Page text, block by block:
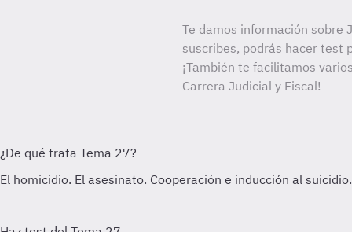
Te damos información sobre
suscribes, podrás hacer test
¡También te facilitamos
Carrera Judicial y Fiscal!